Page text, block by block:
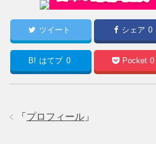
ツイート シェア 0
B! はてブ 0 Pocket 0
「 プロフィール 」